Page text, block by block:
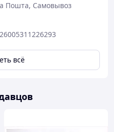
Пошта, Самовывоз
всё